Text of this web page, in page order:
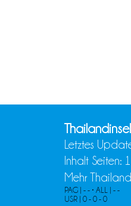
Thailandinsel
Letztes
Inhalt Seiten:
Mehr
PAG | - - • ALL | - -
USR | 0 - 0 - 0